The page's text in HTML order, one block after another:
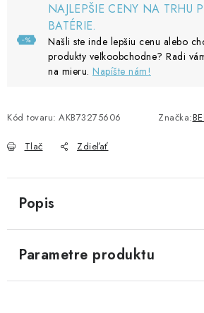
NAJLEPŠIE CENY NA TRHU
BATÉRIE.
Našli ste inde lepšiu cenu alebo
produkty veľkoobchodne? Radi
na mieru. Napíšte nám!
Kód tovaru: AKB73275606 Značka:
Tlač Zdieľať
Popis
Parametre produktu